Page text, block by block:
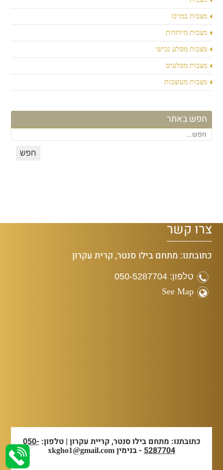
מצבות במרכז
מצבות מיוחדות
מצבות מסלע גבישי
מצבות מסלעים
מצבות מעוצבות
חפש באתר
צרו קשר
כתובתנו: מתחם בילו סנטר, קרית עקרון
טלפון: 050-5287704
See Map
כתובתנו: מתחם בילו סנטר, קריית עקרון | טלפון:050-
5287704- בנימין xkgho1@gmail.com